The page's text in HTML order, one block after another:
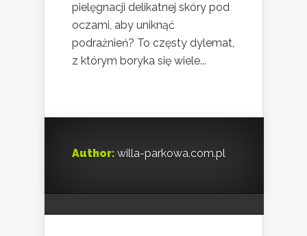
pielęgnacji delikatnej skóry pod
oczami, aby uniknąć
podrażnień? To częsty dylemat,
z którym boryka się wiele...
Author: willa-parkowa.com.pl